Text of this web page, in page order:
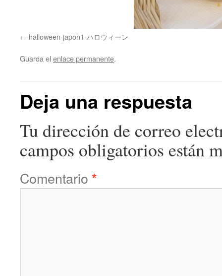
halloween-japon1-ハロウィーン
Guarda el enlace permanente.
Deja una respuesta
Tu dirección de correo
campos obligatorios están
Comentario *